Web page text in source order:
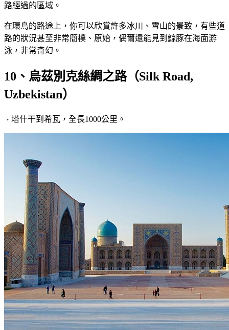
路經過的區域。
在環島的路途上，你可以欣賞許多冰川、雪山的景致，有些道
路的狀況甚至非常簡樸、原始，偶爾還能見到鯨豚在海面游
泳，非常奇幻。
10、烏茲別克絲綢之路（Silk Road,
Uzbekistan）
・ 塔什干到希瓦，全長1000公里。